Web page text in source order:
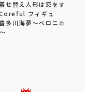
せ替え人形は恋をす
フィギュ
多川海夢～ベロニカ